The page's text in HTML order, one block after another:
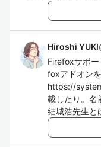
Hiroshi YUKI
Firefoxサポ
foxアドオン
https://
載したり。名
結城浩先生と